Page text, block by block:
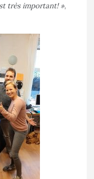
très important! »,